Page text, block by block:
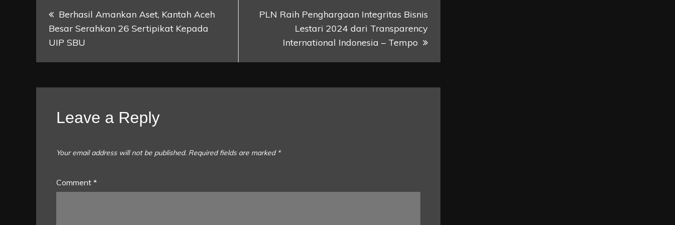
Post
navigation
Berhasil Amankan Aset, Kantah Aceh
Besar Serahkan 26 Sertipikat Kepada
UIP SBU
PLN Raih Penghargaan Integritas Bisnis
Lestari 2024 dari Transparency
International Indonesia – Tempo
Leave a Reply
Your email address will not be published. Required fields are marked *
Comment *